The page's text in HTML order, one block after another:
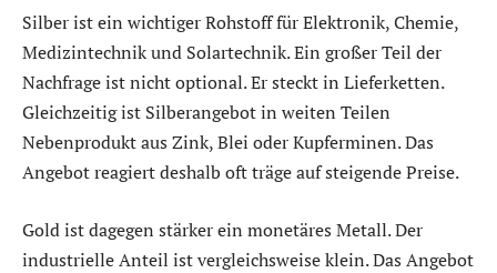
Silber ist ein wichtiger Rohstoff für Elektronik, Chemie,
Medizintechnik und Solartechnik. Ein großer Teil der
Nachfrage ist nicht optional. Er steckt in Lieferketten.
Gleichzeitig ist Silberangebot in weiten Teilen
Nebenprodukt aus Zink, Blei oder Kupferminen. Das
Angebot reagiert deshalb oft träge auf steigende Preise.
Gold ist dagegen stärker ein monetäres Metall. Der
industrielle Anteil ist vergleichsweise klein. Das Angebot